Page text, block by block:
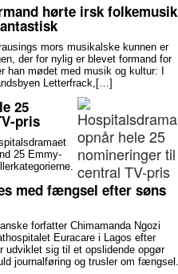
hørte irsk folkemusik
mors musikalske kunnen er
der for nylig er blevet formand for
han mødet med musik og kultur: I
Letterfrack,[…]
25
pris
25 Emmy-
med fængsel efter søns
forfatter Chimamanda Ngozi
Euracare i Lagos efter
udviklet sig til et opslidende opgør
journalføring og trusler om fængsel.